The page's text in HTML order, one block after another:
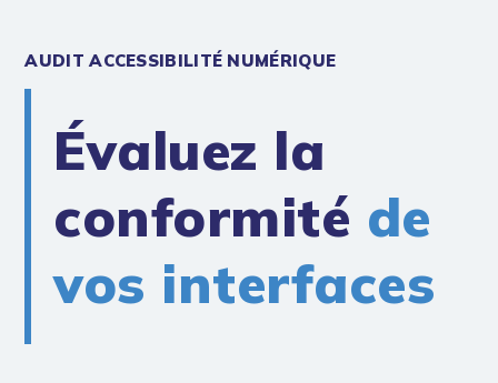
AUDIT ACCESSIBILITÉ NUMÉRIQUE
Évaluez la
conformité de
vos interfaces